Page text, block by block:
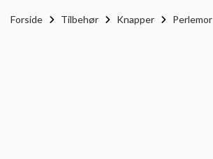
Forside Tilbehør Knapper Perlemor